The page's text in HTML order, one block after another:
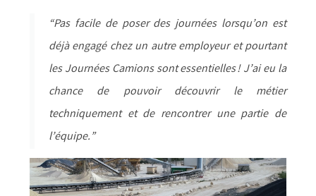
“Pas facile de poser des journées lorsqu’on est
déjà engagé chez un autre employeur et pourtant
les Journées Camions sont essentielles ! J’ai eu la
chance de pouvoir découvrir le métier
techniquement et de rencontrer une partie de
l’équipe.”